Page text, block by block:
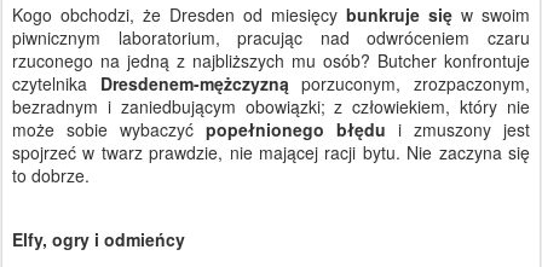
Kogo obchodzi, że Dresden od miesięcy bunkruje się w swoim
piwnicznym laboratorium, pracując nad odwróceniem czaru
rzuconego na jedną z najbliższych mu osób? Butcher konfrontuje
czytelnika Dresdenem-mężczyzną porzuconym, zrozpaczonym,
bezradnym i zaniedbującym obowiązki; z człowiekiem, który nie
może sobie wybaczyć popełnionego błędu i zmuszony jest
spojrzeć w twarz prawdzie, nie mającej racji bytu. Nie zaczyna się
to dobrze.
Elfy, ogry i odmieńcy